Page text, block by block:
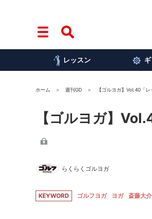
レッスン
ホーム 週刊GD 【ゴルヨガ】Vol.40「
【ゴルヨガ】
らくらくゴルヨガ
KEYWORD ゴルフヨガ ヨガ 斎藤大介